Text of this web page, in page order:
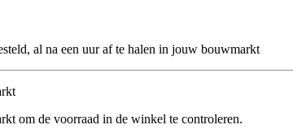
al na een uur af te halen in jouw bouwmarkt
om de voorraad in de winkel te controleren.